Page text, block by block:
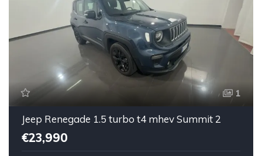
1
Jeep Renegade 1.5 turbo t4 mhev Summit 2
€23,990